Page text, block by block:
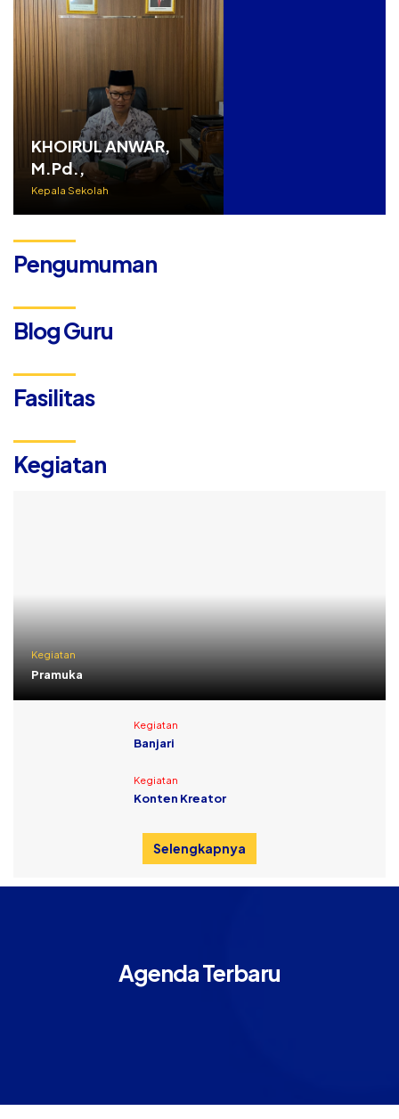
KHOIRUL ANWAR,
M.Pd.,
Kepala Sekolah
Pengumuman
Blog Guru
Fasilitas
Kegiatan
Kegiatan
Pramuka
Kegiatan
Banjari
Kegiatan
Konten Kreator
Selengkapnya
Agenda Terbaru